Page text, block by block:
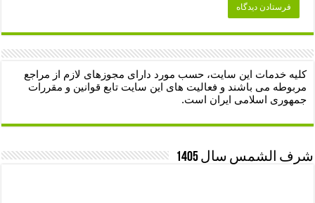
کلیه خدمات این سایت، حسب مورد دارای مجوزهای لازم از مراجع
مربوطه می باشند و فعالیت های این سایت تابع قوانین و مقررات
جمهوری اسلامی ایران است.
شرف الشمس سال 1405